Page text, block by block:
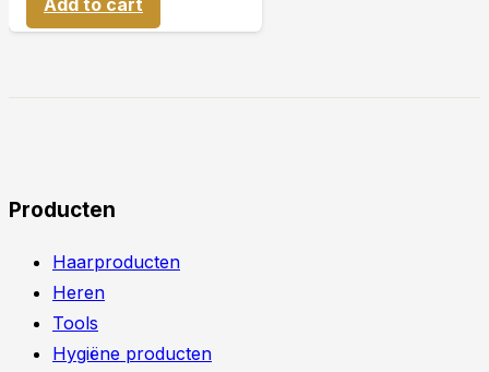
Producten
Haarproducten
Heren
Tools
Hygiëne producten